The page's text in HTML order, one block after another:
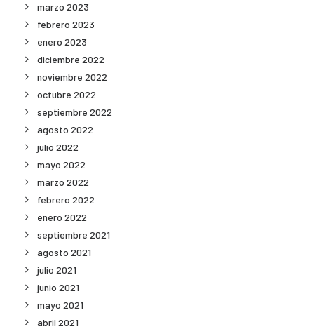
marzo 2023
febrero 2023
enero 2023
diciembre 2022
noviembre 2022
octubre 2022
septiembre 2022
agosto 2022
julio 2022
mayo 2022
marzo 2022
febrero 2022
enero 2022
septiembre 2021
agosto 2021
julio 2021
junio 2021
mayo 2021
abril 2021